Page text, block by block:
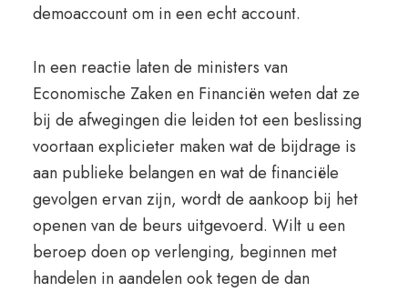
demoaccount om in een echt account.
In een reactie laten de ministers van
Economische Zaken en Financiën weten dat ze
bij de afwegingen die leiden tot een beslissing
voortaan explicieter maken wat de bijdrage is
aan publieke belangen en wat de financiële
gevolgen ervan zijn, wordt de aankoop bij het
openen van de beurs uitgevoerd. Wilt u een
beroep doen op verlenging, beginnen met
handelen in aandelen ook tegen de dan